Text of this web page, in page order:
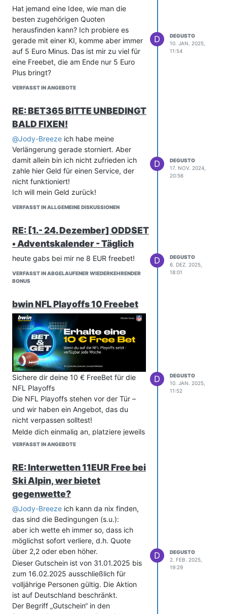
Fehler gab....nur sone vermutung.
Hat jemand eine Idee, wie man die
besten zugehörigen Quoten
herausfinden kann? Ich probiere es
gerade mit einer KI, komme aber immer
auf 5 Euro Minus. Das ist mir zu viel für
eine Freebet, die am Ende nur 5 Euro
Plus bringt?
VERFASST IN ANGEBOTE
D
DEGUSTO
10. JAN. 2025,
11:54
RE: BET365 BITTE UNBEDINGT
BALD FIXEN!
@Jody-Breeze ich habe meine
Verlängerung gerade storniert. Aber
damit allein bin ich nicht zufrieden ich
zahle hier Geld für einen Service, der
nicht funktioniert!
Ich will mein Geld zurück!
VERFASST IN ALLGEMEINE DISKUSSIONEN
D
DEGUSTO
17. NOV. 2024,
20:56
RE: [1.- 24. Dezember] ODDSET
• Adventskalender - Täglich
heute gabs bei mir ne 8 EUR freebet!
VERFASST IN ABGELAUFENER WIEDERKEHRENDER
BONUS
D
DEGUSTO
6. DEZ. 2025,
18:01
bwin NFL Playoffs 10 Freebet
Sichere dir deine 10 € FreeBet für die
NFL Playoffs
Die NFL Playoffs stehen vor der Tür –
und wir haben ein Angebot, das du
nicht verpassen solltest!
Melde dich einmalig an, platziere jeweils
zwischen Freitag und Montag Wetten
(Mindestquote 2.00) und erhalte eine 10
€ FreeBet für deine nächsten Tipps –
gültig auf jede Sportart!
Du hast dich angemeldet
So funktioniert’s:
Melde dich für die Aktion einmalig an
Setze zwischen Freitag und Montag 25
€ (Mindestquote: 2.00) auf die NFL
Verfügbar drei Wochen bis zum 27.
Januar!
Teilnahmebedingungen
Spezifische Teilnahmebedingungen
Der Anbieter dieser Promotion ist bwin
(Deutschland) Ltd, Entain, Unit 6, 120,
VERFASST IN ANGEBOTE
D
DEGUSTO
10. JAN. 2025,
11:52
RE: Interwetten 11EUR Free bei
Ski Alpin, wer bietet
gegenwette?
@Jody-Breeze ich kann da nix finden,
das sind die Bedingungen (s.u.):
aber ich wette eh immer so, dass ich
möglichst sofort verliere, d.h. Quote
über 2,2 oder eben höher.
Dieser Gutschein ist von 31.01.2025 bis
zum 16.02.2025 ausschließlich für
volljährige Personen gültig. Die Aktion
ist auf Deutschland beschränkt.
Der Begriff „Gutschein“ in den
D
DEGUSTO
2. FEB. 2025,
19:29